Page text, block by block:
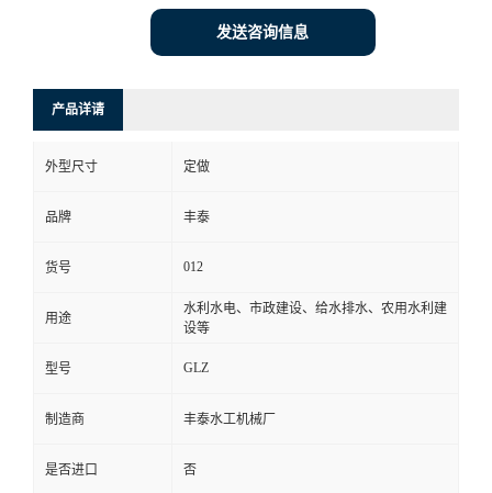
发送咨询信息
产品详请
外型尺寸 定做
品牌 丰泰
货号 012
用途
水利水电、市政建设、给水排水、农用水利建
设等
型号 GLZ
制造商 丰泰水工机械厂
是否进口 否